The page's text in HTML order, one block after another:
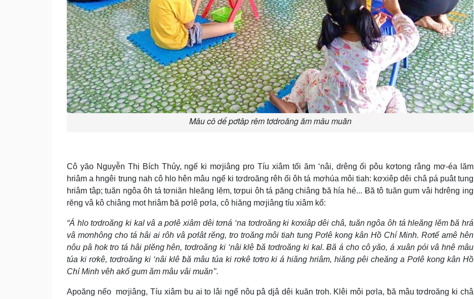
Mâu cô dế pơtâp rêm tơdroăng ăm mâu muăn
Cô yăo Nguyễn Thị Bích Thủy, ngế ki mơjiâng pro Tíu xiâm tối ăm ‘nâi, drêng ối pôu kơtong râng mơ-éa lăm
hriâm a hngêi trung nah cô hlo hên mâu ngế ki tơdroăng rêh ối ôh tá mơhúa môi tiah: kơxiêp dêi châ pá puât tung
hriâm tâp; tuăn ngôa ôh tá tơniăn hleăng lĕm, tơpui ôh tá păng chiâng ƀă hía hé... Ƀă tô tuăn gum vâi hdrêng ing
rĕng vâ kô chiâng mot hriâm ƀă pơlê pơla, cô hiăng mơjiâng tíu xiâm kố:
“Á hlo tơdroăng ki kal vâ a pơlê xiâm dêi tơná ‘na tơdroăng ki kơxiâp dêi châ, tuăn ngôa ôh tá hleăng lĕm ƀă hrá
vâ mơnhông cho tá hâi ai rôh vâ pơlât rĕng, tro troăng môi tiah tung Pơlê kong kân Hồ Chí Minh. Rơtế amê hên
nôu pâ hok tro tá hâi plĕng hên, tơdroăng ki ‘nâi klê ƀă tơdroăng ki kal. Ƀă á cho cô yăo, á xuân pói vâ hnê mâu
túa ki rơkê, tơdroăng ki ‘nâi klê ƀă mâu túa ki rơkê tơtro ki á hiăng hriâm, hiăng pêi cheăng a Pơlê kong kân Hồ
Chí Minh vêh akố gum ăm mâu vâi muăn’’.
Apoăng nếo mơjiâng, Tíu xiâm bu ai to lâi ngế nôu pâ djâ dêi kuăn troh. Klêi môi pơla, ƀă mâu tơdroăng ki châ